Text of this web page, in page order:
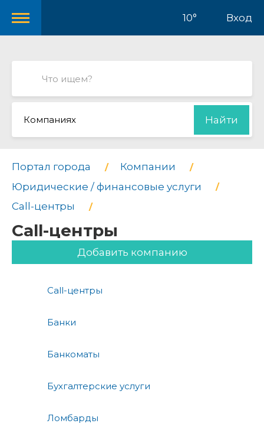
10° Вход
Компаниях Найти
Портал города
Компании
Юридические / финансовые услуги
Call-центры
Call-центры
Добавить компанию
Call-центры
Банки
Банкоматы
Бухгалтерские услуги
Ломбарды